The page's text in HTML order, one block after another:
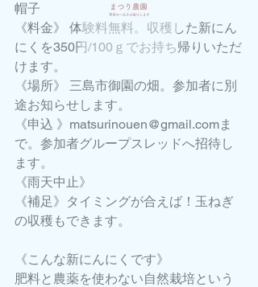
帽子
《料金》 体験料無料。収穫した新にん
にくを350円/100ｇでお持ち帰りいただ
けます。
《場所》 三島市御園の畑。参加者に別
途お知らせします。
《申込 》matsurinouen@gmail.comま
で。参加者グループスレッドへ招待し
ます。
《雨天中止》
《補足》タイミングが合えば！玉ねぎ
の収穫もできます。
《こんな新にんにくです》
肥料と農薬を使わない自然栽培という